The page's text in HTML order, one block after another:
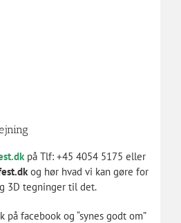
på Tlf: +45 4054 5175 eller
og hør hvad vi kan gøre for
3D tegninger til det.
på facebookog “synes godt om”